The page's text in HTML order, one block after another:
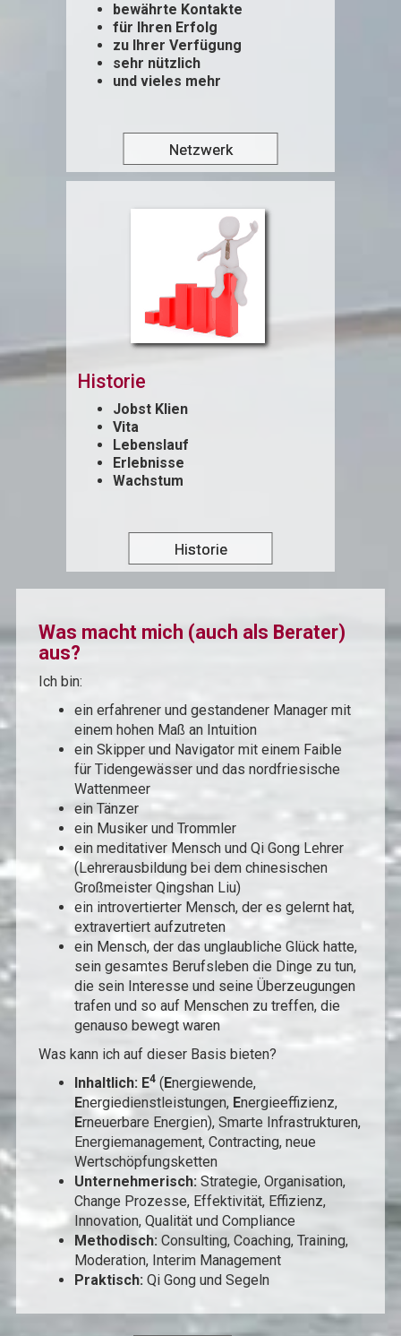
bewährte Kontakte
für Ihren Erfolg
zu Ihrer Verfügung
sehr nützlich
und vieles mehr
Netzwerk
Historie
Jobst Klien
Vita
Lebenslauf
Erlebnisse
Wachstum
Historie
Was macht mich (auch als Berater)
aus?
Ich bin:
ein erfahrener und gestandener Manager mit
einem hohen Maß an Intuition
ein Skipper und Navigator mit einem Faible
für Tidengewässer und das nordfriesische
Wattenmeer
ein Tänzer
ein Musiker und Trommler
ein meditativer Mensch und Qi Gong Lehrer
(Lehrerausbildung bei dem chinesischen
Großmeister Qingshan Liu)
ein introvertierter Mensch, der es gelernt hat,
extravertiert aufzutreten
ein Mensch, der das unglaubliche Glück hatte,
sein gesamtes Berufsleben die Dinge zu tun,
die sein Interesse und seine Überzeugungen
trafen und so auf Menschen zu treffen, die
genauso bewegt waren
Was kann ich auf dieser Basis bieten?
Inhaltlich: E4 (Energiewende,
Energiedienstleistungen, Energieeffizienz,
Erneuerbare Energien), Smarte Infrastrukturen,
Energiemanagement, Contracting, neue
Wertschöpfungsketten
Unternehmerisch:Strategie, Organisation,
Change Prozesse, Effektivität, Effizienz,
Innovation, Qualität und Compliance
Methodisch:Consulting, Coaching, Training,
Moderation, Interim Management
Praktisch: Qi Gong und Segeln